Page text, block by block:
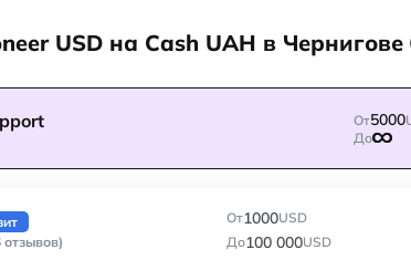
USD на Cash UAH в Чернигове
От5000
До
отзывов)
От1000USD
До100 000USD